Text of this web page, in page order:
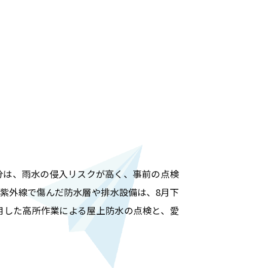
、雨水の侵入リスクが高く、事前の点検
外線で傷んだ防水層や排水設備は、8月下
た高所作業による屋上防水の点検と、愛